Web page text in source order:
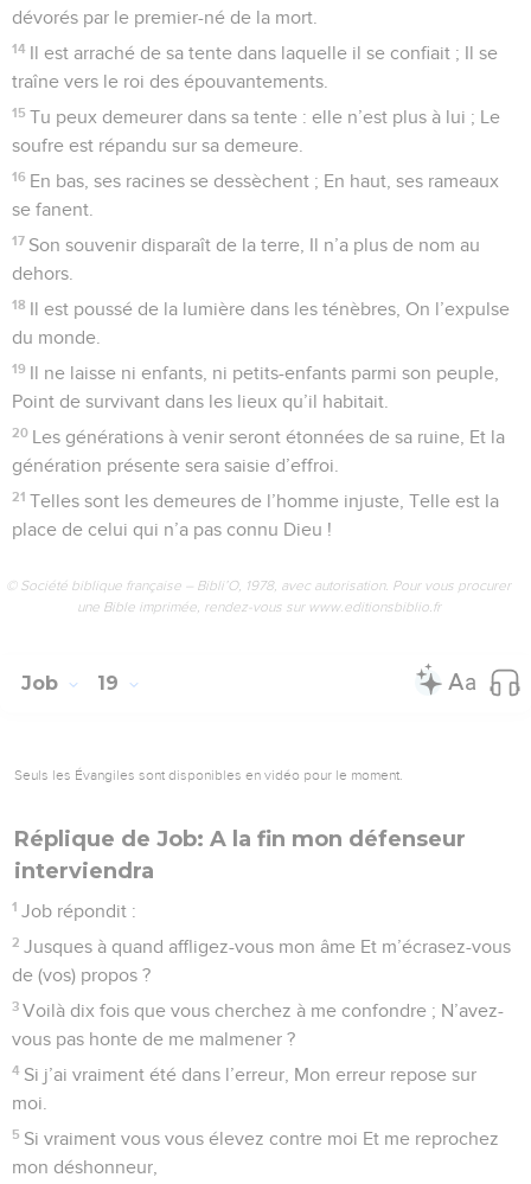
dévorés par le premier-né de la mort.
14 Il est arraché de sa tente dans laquelle il se confiait ; Il se
traîne vers le roi des épouvantements.
15 Tu peux demeurer dans sa tente : elle n’est plus à lui ; Le
soufre est répandu sur sa demeure.
16 En bas, ses racines se dessèchent ; En haut, ses rameaux
se fanent.
17 Son souvenir disparaît de la terre, Il n’a plus de nom au
dehors.
18 Il est poussé de la lumière dans les ténèbres, On l’expulse
du monde.
19 Il ne laisse ni enfants, ni petits-enfants parmi son peuple,
Point de survivant dans les lieux qu’il habitait.
20 Les générations à venir seront étonnées de sa ruine, Et la
génération présente sera saisie d’effroi.
21 Telles sont les demeures de l’homme injuste, Telle est la
place de celui qui n’a pas connu Dieu !
© Société biblique française – Bibli’O, 1978, avec autorisation. Pour vous procurer
une Bible imprimée, rendez-vous sur www.editionsbiblio.fr
Job 19
Seuls les Évangiles sont disponibles en vidéo pour le moment.
Réplique de Job: A la fin mon défenseur
interviendra
1 Job répondit :
2 Jusques à quand affligez-vous mon âme Et m’écrasez-vous
de (vos) propos ?
3 Voilà dix fois que vous cherchez à me confondre ; N’avez-
vous pas honte de me malmener ?
4 Si j’ai vraiment été dans l’erreur, Mon erreur repose sur
moi.
5 Si vraiment vous vous élevez contre moi Et me reprochez
mon déshonneur,